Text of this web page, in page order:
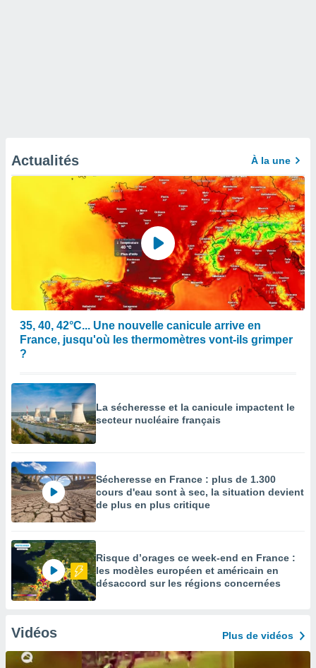
Actualités À la une
35, 40, 42°C... Une nouvelle canicule arrive en
France, jusqu'où les thermomètres vont-ils grimper
?
La sécheresse et la canicule impactent le
secteur nucléaire français
Sécheresse en France : plus de 1.300
cours d'eau sont à sec, la situation devient
de plus en plus critique
Risque d’orages ce week-end en France :
les modèles européen et américain en
désaccord sur les régions concernées
Vidéos Plus de vidéos